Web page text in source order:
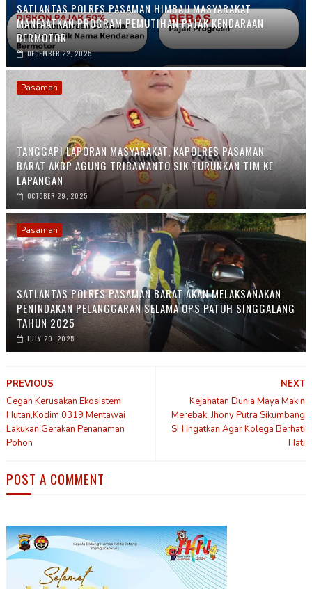
SATLANTAS POLRES PASAMAN HIMBAU MASYARAKAT
MANFAATKAN PROGRAM PEMUTIHAN PAJAK KENDARAAN
BERMOTOR
DECEMBER 22, 2025
Pasaman
TANGGAPI LAPORAN MASYARAKAT, KAPOLRES PASAMAN
BARAT AKBP AGUNG TRIBAWANTO SIK TURUNKAN TIM KE
LAPANGAN
OCTOBER 29, 2025
Pasaman
SATLANTAS POLRES PASAMAN BARAT AKAN MELAKSANAKAN
PENINDAKAN PELANGGARAN SELAMA OPS PATUH SINGGALANG
TAHUN 2025
JULY 20, 2025
NEXT
Kejahatan Dunia Maya Makin
Merebak, Jhony Putra Sikumbang
SH Ingatkan Agar Kolega Berhati
Hati
PREVIOUS
Cegah Kerusakan Ekosistem
Hutan,Kodim 0319 Mentawai
Lakukan Gerakan Penanaman
Pohon
POST A COMMENT